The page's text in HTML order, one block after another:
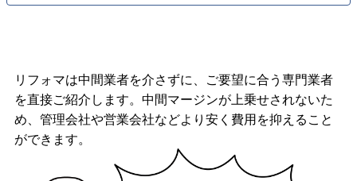
リフォマは中間業者を介さずに、ご要望に合う専門業者
を直接ご紹介します。中間マージンが上乗せされないた
め、管理会社や営業会社などより安く費用を抑えること
ができます。